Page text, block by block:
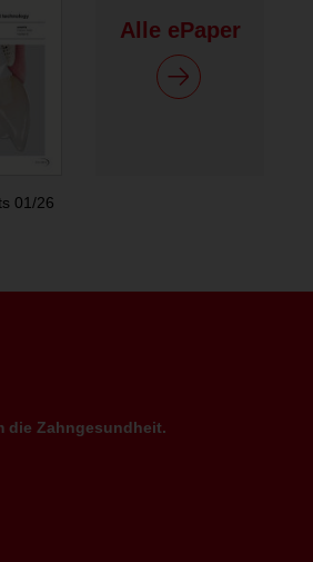
01/26
Alle ePaper
die Zahngesundheit.